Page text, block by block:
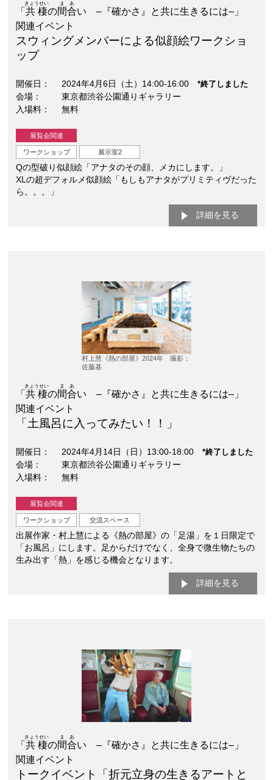
「共棲
きょうせい
の間合
まあ
い –『確かさ』と共に生きるには–」
関連イベント
スウィングメンバーによる似顔絵ワークショ
ップ
開催日 2024年4月6日（土）14:00-16:00*終了しました
会場
東京都渋谷公園通りギャラリー
入場料
無料
展覧会関連
ワークショップ 展示室2
Qの型破り似顔絵「アナタのその顔、メカにします。」
XLの超デフォルメ似顔絵「もしもアナタがプリミティヴだった
ら。。。」
詳細を見る
村上慧《熱の部屋》2024年 撮影：
佐藤基
「共棲
きょうせい
の間合
まあ
い –『確かさ』と共に生きるには–」
関連イベント
「土風呂に入ってみたい！！」
開催日 2024年4月14日（日）13:00-18:00*終了しました
会場
東京都渋谷公園通りギャラリー
入場料
無料
展覧会関連
ワークショップ 交流スペース
出展作家・村上慧による《熱の部屋》の「足湯」を１日限定で
「お風呂」にします。足からだけでなく、全身で微生物たちの
生み出す「熱」を感じる機会となります。
詳細を見る
「共棲
きょうせい
の間合
まあ
い –『確かさ』と共に生きるには–」
関連イベント
トークイベント「折元立身の生きるアートと